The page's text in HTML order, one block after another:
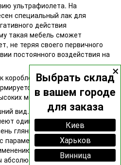
×
Выбрать склад
в вашем городе
для заказа
Киев
Харьков
Винница
ультрафиолета. На
специальный лак для
действия
такая мебель сможет
не теряя своего первичного
постоянного воздействия на
короблению. Материал не
даже при условии
механических нагрузок.
вид. Обе стороны фасада
одинаковый оттенок.
глянца торцевой кромки
поверхности
технологии безклеевого
абсолютно невидимые.